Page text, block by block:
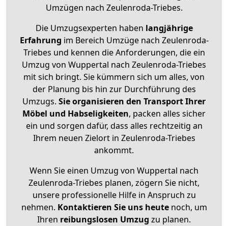
Umzügen nach Zeulenroda-Triebes.
Die Umzugsexperten haben langjährige
Erfahrung im Bereich Umzüge nach Zeulenroda-
Triebes und kennen die Anforderungen, die ein
Umzug von Wuppertal nach Zeulenroda-Triebes
mit sich bringt. Sie kümmern sich um alles, von
der Planung bis hin zur Durchführung des
Umzugs. Sie organisieren den Transport Ihrer
Möbel und Habseligkeiten, packen alles sicher
ein und sorgen dafür, dass alles rechtzeitig an
Ihrem neuen Zielort in Zeulenroda-Triebes
ankommt.
Wenn Sie einen Umzug von Wuppertal nach
Zeulenroda-Triebes planen, zögern Sie nicht,
unsere professionelle Hilfe in Anspruch zu
nehmen. Kontaktieren Sie uns heutenoch, um
Ihren reibungslosen Umzug zu planen.